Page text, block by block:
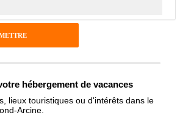
font 7x4 (en
hébergement de vacances
lieux touristiques ou d'intérêts dans le
Arcine.